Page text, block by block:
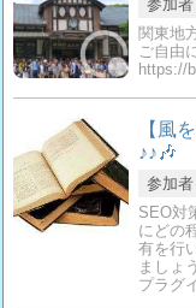
参加者
関東地
ご自由
https://
【風
♪♪🎶
参加者
SEO対
にどの
有を行
ましょ
プラグ